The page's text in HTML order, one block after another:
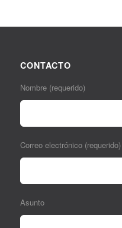
CONTACTO
Nombre (requerido)
Correo electrónico (requerido)
Asunto